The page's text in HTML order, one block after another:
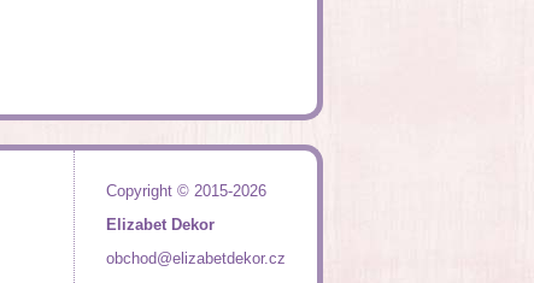
Copyright © 2015-2026
Elizabet Dekor
obchod@elizabetdekor.cz